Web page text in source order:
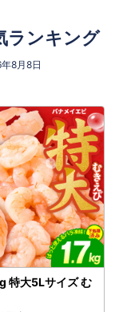
ランキング
8月8日
特大5Lサイズ む